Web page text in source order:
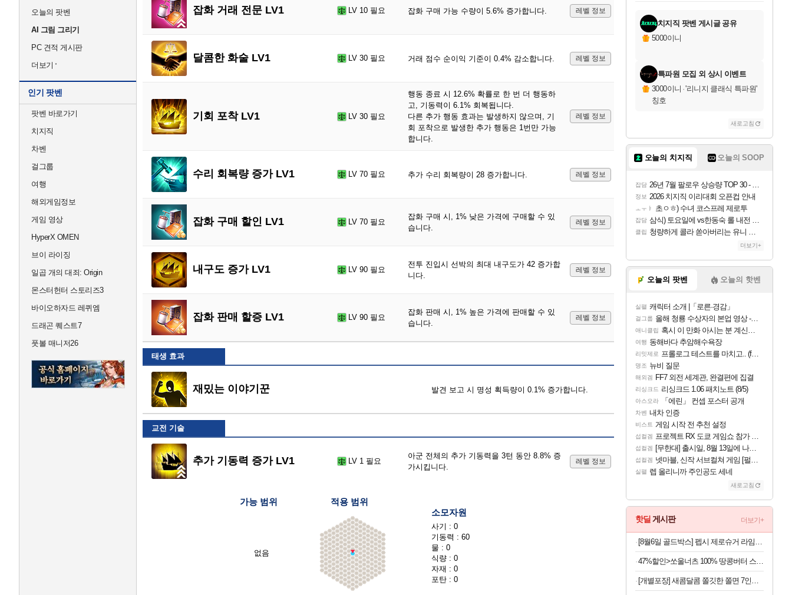
오늘의 팟벤
AI 그림 그리기
PC 견적 게시판
더보기
인기 팟벤
팟벤 바로가기
치지직
차벤
걸그룹
여행
해외게임정보
게임 영상
HyperX OMEN
브이 라이징
일곱 개의 대죄: Origin
몬스터헌터 스토리즈3
바이오하자드 레퀴엠
드래곤 퀘스트7
풋볼 매니저26
잡화 거래 전문 LV1 LV 10 필요 잡화 구매 가능 수량이 5.6% 증가합니다. 레벨 정보
달콤한 화술 LV1 LV 30 필요 거래 점수 순이익 기준이 0.4% 감소합니다. 레벨 정보
기회 포착 LV1 LV 30 필요
행동 종료 시 12.6% 확률로 한 번 더 행동하
고, 기동력이 6.1% 회복됩니다.
다른 추가 행동 효과는 발생하지 않으며, 기
회 포착으로 발생한 추가 행동은 1번만 가능
합니다.
레벨 정보
수리 회복량 증가 LV1 LV 70 필요 추가 수리 회복량이 28 증가합니다. 레벨 정보
잡화 구매 할인 LV1 LV 70 필요
잡화 구매 시, 1% 낮은 가격에 구매할 수 있
습니다.
레벨 정보
내구도 증가 LV1 LV 90 필요
전투 진입시 선박의 최대 내구도가 42 증가합
니다.
레벨 정보
잡화 판매 할증 LV1 LV 90 필요
잡화 판매 시, 1% 높은 가격에 판매할 수 있
습니다.
레벨 정보
태생 효과
재밌는 이야기꾼 발견 보고 시 명성 획득량이 0.1% 증가합니다.
교전 기술
추가 기동력 증가 LV1 LV 1 필요
아군 전체의 추가 기동력을 3턴 동안 8.8% 증
가시킵니다.
레벨 정보
가능 범위
없음
적용 범위
소모자원
사기 : 0
기동력 : 60
물 : 0
식량 : 0
자재 : 0
포탄 : 0
당첨되셨습니다.
당첨되셨습니다.
당첨되셨습니다.
당첨되셨습니다.
에디션 (스팀코드)를 교환.
당첨되셨습니다.
당첨되셨습니다.
당첨되셨습니다.
당첨되셨습니다.
치지직 팟벤 게시글 공유
5000이니
특파원 모집 외 상시 이벤트
3000이니 ·'리니지 클래식 특파원'
칭호
새로고침
오늘의 치지직 오늘의 SOOP
잡담 26년 7월 팔로우 상승량 TOP 30 - 월간 치지직
정보 2026 치지직 이리대회 오픈컵 안내
ㅗㅜㅑ 초ㅇㅎ) 수녀 코스프레 제로투
잡담 삼식) 토요일에 vs한동숙 롤 내전 예정
클립 청량하게 콜라 쏟아버리는 유니 ㅋㅋㅋ
더보기+
오늘의 팟벤 오늘의 핫벤
실팰 캐릭터 소개 |「로른·경감」
걸그룹 올해 청룡 수상자의 본업 영상 - 스테이씨 윤
애니클립 혹시 이 만화 아시는 분 계신가요
여행 동해바다 추암해수욕장
리밋제로 프롤로그 테스트를 마치고.. (feat. 리아)
명조 뉴비 질문
해외겜 FF7 외전 세계관, 완결편에 집결
리싱크드 리싱크드 1.06 패치노트 (8/5)
아스오라 「에린」 컨셉 포스터 공개
차벤 내차 인증
비스트 게임 시작 전 추천 설정
섭컬겜 프로젝트 RX 도쿄 게임쇼 참가 결정
섭컬겜 [무한대] 출시일, 8월 13일에 나오나
섭컬겜 넷마블, 신작 서브컬쳐 게임 [펄 인 블루] 티저 사이트 오픈
실팰 렙 올리니까 주인공도 세네
새로고침
핫딜 게시판 더보기+
[8월6일 골드박스] 펩시 제로슈거 라임향, 210ml, 30개
47%할인>쏘울너츠 100% 땅콩버터 스무스, 500g, 2개
[개별포장] 새콤달콤 쫄깃한 쫄면 7인분(면 200g 7봉+소스 50g 7봉)